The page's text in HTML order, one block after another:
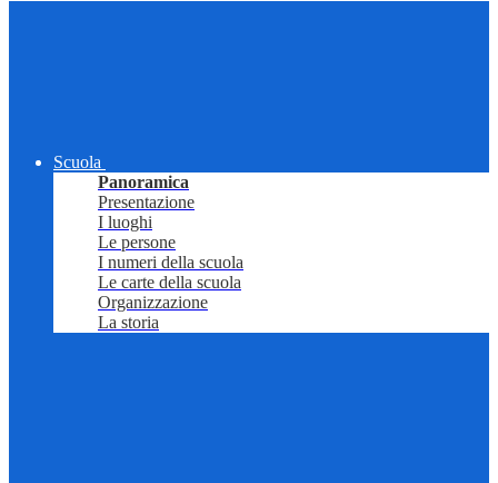
Scuola
Panoramica
Presentazione
I luoghi
Le persone
I numeri della scuola
Le carte della scuola
Organizzazione
La storia